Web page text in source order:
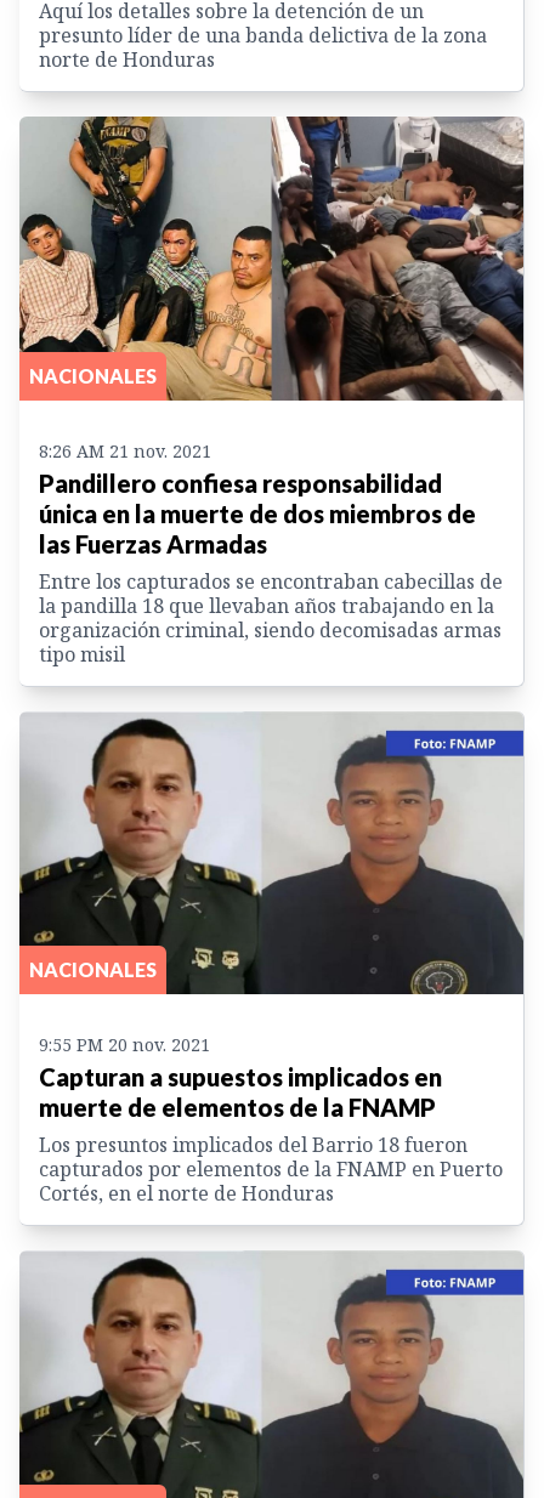
Aquí los detalles sobre la detención de un
presunto líder de una banda delictiva de la zona
norte de Honduras
NACIONALES
8:26 AM 21 nov. 2021
Pandillero confiesa responsabilidad
única en la muerte de dos miembros de
las Fuerzas Armadas
Entre los capturados se encontraban cabecillas de
la pandilla 18 que llevaban años trabajando en la
organización criminal, siendo decomisadas armas
tipo misil
NACIONALES
9:55 PM 20 nov. 2021
Capturan a supuestos implicados en
muerte de elementos de la FNAMP
Los presuntos implicados del Barrio 18 fueron
capturados por elementos de la FNAMP en Puerto
Cortés, en el norte de Honduras